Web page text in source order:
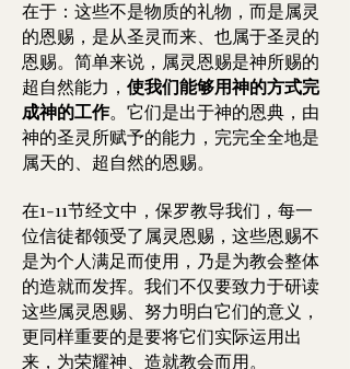
在于：这些不是物质的礼物，而是属灵
的恩赐，是从圣灵而来、也属于圣灵的
恩赐。简单来说，属灵恩赐是神所赐的
超自然能力， 使我们能够用神的方式完
成神的工作。它们是出于神的恩典，由
神的圣灵所赋予的能力，完完全全地是
属天的、超自然的恩赐。
在1-11节经文中，保罗教导我们，每一
位信徒都领受了属灵恩赐，这些恩赐不
是为个人满足而使用，乃是为教会整体
的造就而发挥。我们不仅要致力于研读
这些属灵恩赐、努力明白它们的意义，
更同样重要的是要将它们实际运用出
来，为荣耀神、造就教会而用。